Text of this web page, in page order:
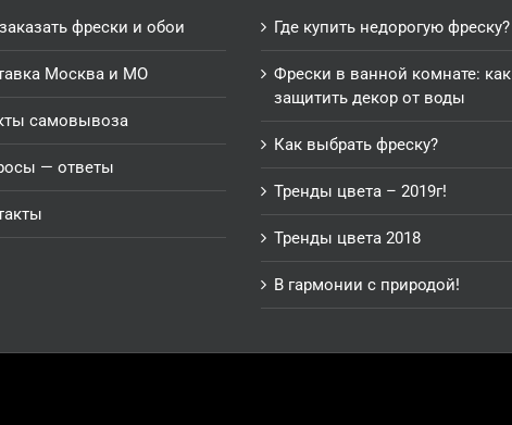
фрески и обои
Москва и МО
самовывоза
— ответы
Где купить недорогую фреску?
Фрески в ванной комнате: как
защитить декор от воды
Как выбрать фреску?
Тренды цвета – 2019г!
Тренды цвета 2018
В гармонии с природой!